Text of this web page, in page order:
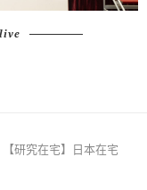
【研究在宅】日本在宅